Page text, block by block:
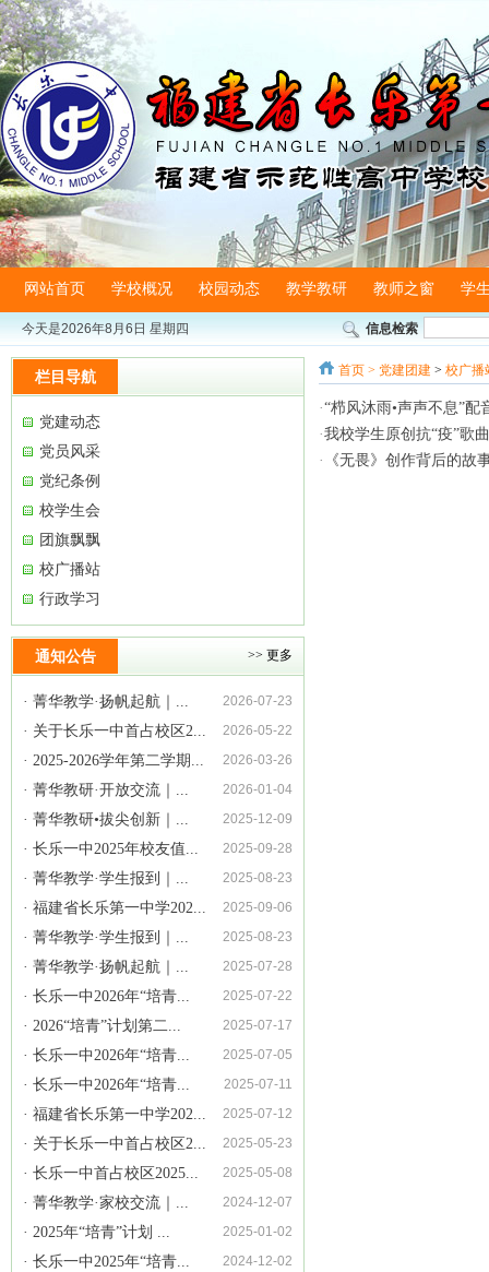
网站首页 学校概况 校园动态 教学教研 教师之窗 学
今天是2026年8月6日 星期四 信息检索
首页 > 党建团建 > 校广播
·“栉风沐雨•声声不息”
·我校学生原创抗“疫”歌
·
《无畏》创作背后的故
栏目导航
党建动态
党员风采
党纪条例
校学生会
团旗飘飘
校广播站
行政学习
通知公告 >> 更多
· 菁华教学·扬帆起航｜... 2026-07-23
· 关于长乐一中首占校区2... 2026-05-22
· 2025-2026学年第二学期... 2026-03-26
· 菁华教研·开放交流｜... 2026-01-04
· 菁华教研•拔尖创新｜... 2025-12-09
· 长乐一中2025年校友值... 2025-09-28
· 菁华教学·学生报到｜... 2025-08-23
· 福建省长乐第一中学202... 2025-09-06
· 菁华教学·学生报到｜... 2025-08-23
· 菁华教学·扬帆起航｜... 2025-07-28
· 长乐一中2026年“培青... 2025-07-22
· 2026“培青”计划第二... 2025-07-17
· 长乐一中2026年“培青... 2025-07-05
· 长乐一中2026年“培青... 2025-07-11
· 福建省长乐第一中学202... 2025-07-12
· 关于长乐一中首占校区2... 2025-05-23
· 长乐一中首占校区2025... 2025-05-08
· 菁华教学·家校交流｜... 2024-12-07
· 2025年“培青”计划 ... 2025-01-02
· 长乐一中2025年“培青... 2024-12-02